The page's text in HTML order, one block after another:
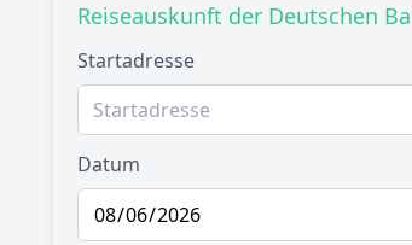
Reiseauskunft der Deutschen
Startadresse
Datum